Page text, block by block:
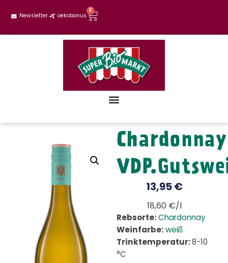
Newsletter oekobonus
0
Chardonnay
13,95 €
18,60 €/l
Rebsorte: Chardonnay
Weinfarbe: weiß
Trinktemperatur: 8-10
°C